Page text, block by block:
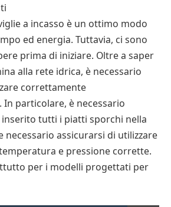
a incasso è un ottimo modo
ed energia. Tuttavia, ci sono
prima di iniziare. Oltre a saper
alla rete idrica, è necessario
correttamente
In particolare, è necessario
tutti i piatti sporchi nella
necessario assicurarsi di utilizzare
e pressione corrette.
per i modelli progettati per